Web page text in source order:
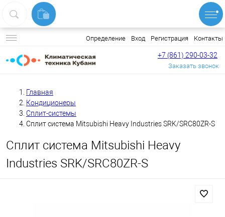
Определение Вход Регистрация Контакты
+7 (861) 290-03-32
Заказать звонок
Главная
Кондиционеры
Сплит-системы
Сплит система Mitsubishi Heavy Industries SRK/SRC80ZR-S
Сплит система Mitsubishi Heavy
Industries SRK/SRC80ZR-S